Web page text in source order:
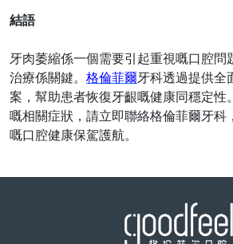
結語
牙肉萎縮係一個需要引起重視嘅口腔問
治療係關鍵。 格倫菲爾牙科透過提供全
案，幫助患者恢復牙齦嘅健康同穩定性
嘅相關症狀，請立即聯絡格倫菲爾牙科
嘅口腔健康保駕護航。